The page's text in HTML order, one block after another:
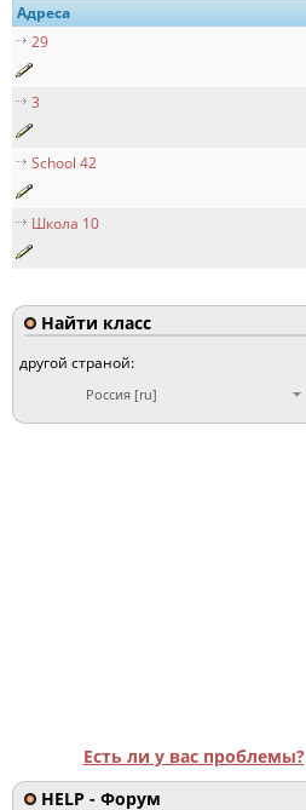
Адреса
29
3
School 42
Школа 10
Найти класс
другой страной:
Россия [ru]
Есть ли у вас проблемы?
HELP - Форум